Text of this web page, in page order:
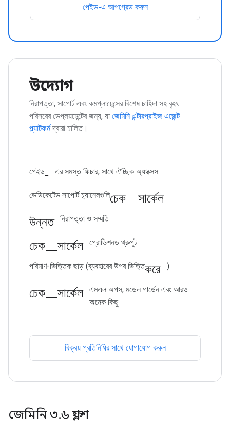
পেইড-এ আপগ্রেড করুন
উদ্যোগ
নিরাপত্তা, সাপোর্ট এবং কমপ্লায়েন্সের বিশেষ চাহিদা সহ বৃহৎ
পরিসরের ডেপ্লয়মেন্টের জন্য, যা জেমিনি এন্টারপ্রাইজ এজেন্ট
প্ল্যাটফর্মদ্বারা চালিত।
পেইড- এর সমস্ত ফিচার, সাথে ঐচ্ছিক অ্যাক্সেস:
ডেডিকেটেড সাপোর্ট চ্যানেলগুলিচেক সার্কেল
উন্নত
নিরাপত্তা ও সম্মতি
চেক_সার্কেল প্রোভিশনড থ্রুপুট
পরিমাণ-ভিত্তিক ছাড় (ব্যবহারের উপর ভিত্তিকরে )
চেক_সার্কেল
এমএল অপস, মডেল গার্ডেন এবং আরও
অনেক কিছু
বিক্রয় প্রতিনিধির সাথে যোগাযোগ করুন
জেমিনি ৩.৬ ফ্ল্যাশ